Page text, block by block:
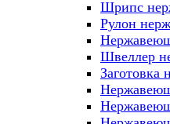
Шрипс
Рулон
Швеллер
Заготовка